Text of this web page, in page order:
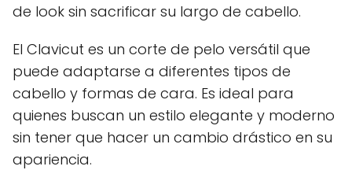
de look sin sacrificar su largo de cabello.
El Clavicut es un corte de pelo versátil que
puede adaptarse a diferentes tipos de
cabello y formas de cara. Es ideal para
quienes buscan un estilo elegante y moderno
sin tener que hacer un cambio drástico en su
apariencia.